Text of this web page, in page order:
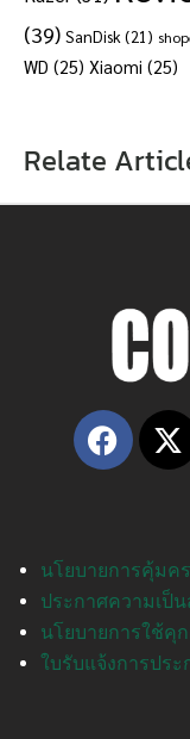
(39) SanDisk (21)
WD (25) Xiaomi (25)
Relate
นโยบายการคุ้มค
ประกาศความเป็
นโยบายการใช้คุ
ใบรับแจ้งการปร